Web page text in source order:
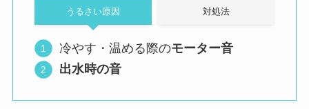
うるさい原因 対処法
冷やす・温める際のモーター音
出水時の音